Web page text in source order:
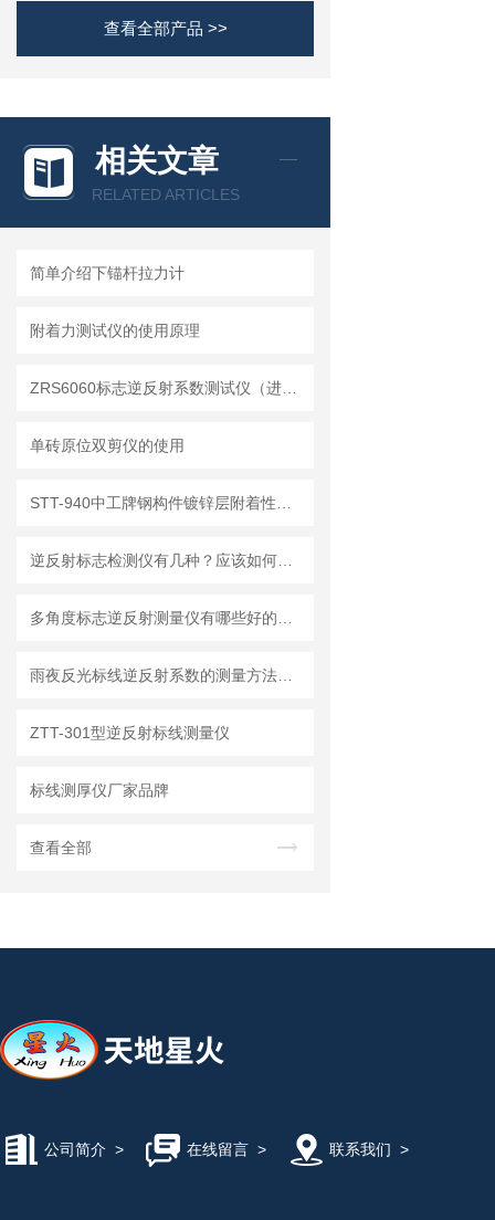
查看全部产品 >>
相关文章
RELATED ARTICLES
简单介绍下锚杆拉力计
附着力测试仪的使用原理
单砖原位双剪仪的使用
ZTT-301型逆反射标线测量仪
标线测厚仪厂家品牌
查看全部
公司简介 > 在线留言> 联系我们 >